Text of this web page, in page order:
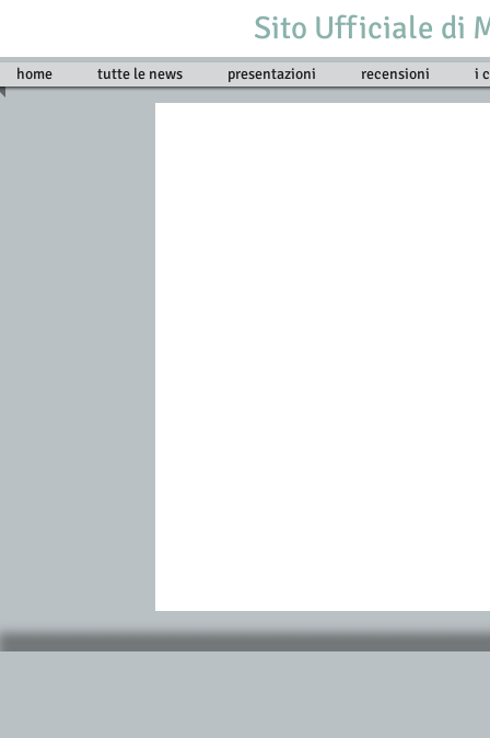
Sito Ufficiale di
Joao, l'autista in mozambico
cap. 1....
home tutte le news presentazioni recensioni i